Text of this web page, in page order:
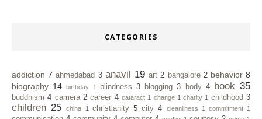
CATEGORIES
addiction 7 ahmedabad 3 anavil 19 art 2 bangalore 2 behavior 8
biography 14 birthday 1 blindness 3 blogging 3 body 4 book 35
buddhism 4 camera 2 career 4 cataract 1 change 1 charity 1 childhood 3
children 25 china 1 christianity 5 city 4 cleanliness 1 commitment 1